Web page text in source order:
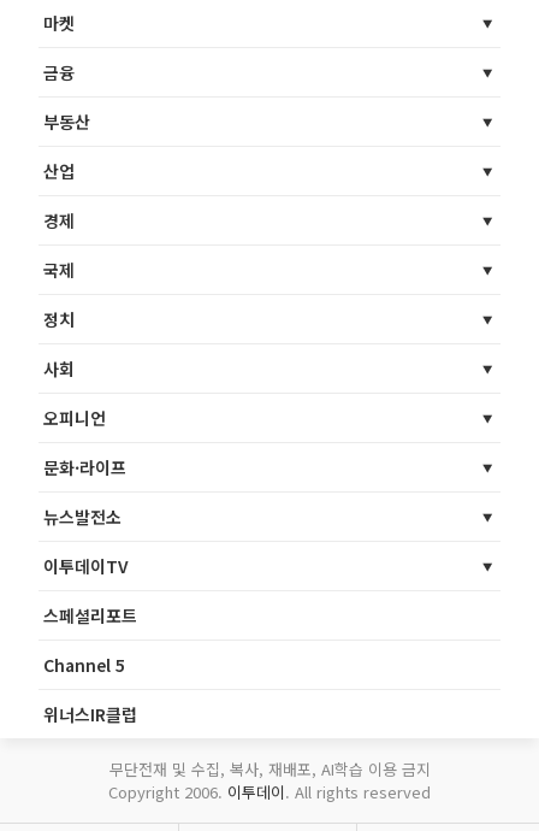
마켓
금융
부동산
산업
경제
국제
정치
사회
오피니언
문화·라이프
뉴스발전소
이투데이TV
스페셜리포트
Channel 5
위너스IR클럽
무단전재 및 수집, 복사, 재배포, AI학습 이용 금지
Copyright 2006. 이투데이. All rights reserved